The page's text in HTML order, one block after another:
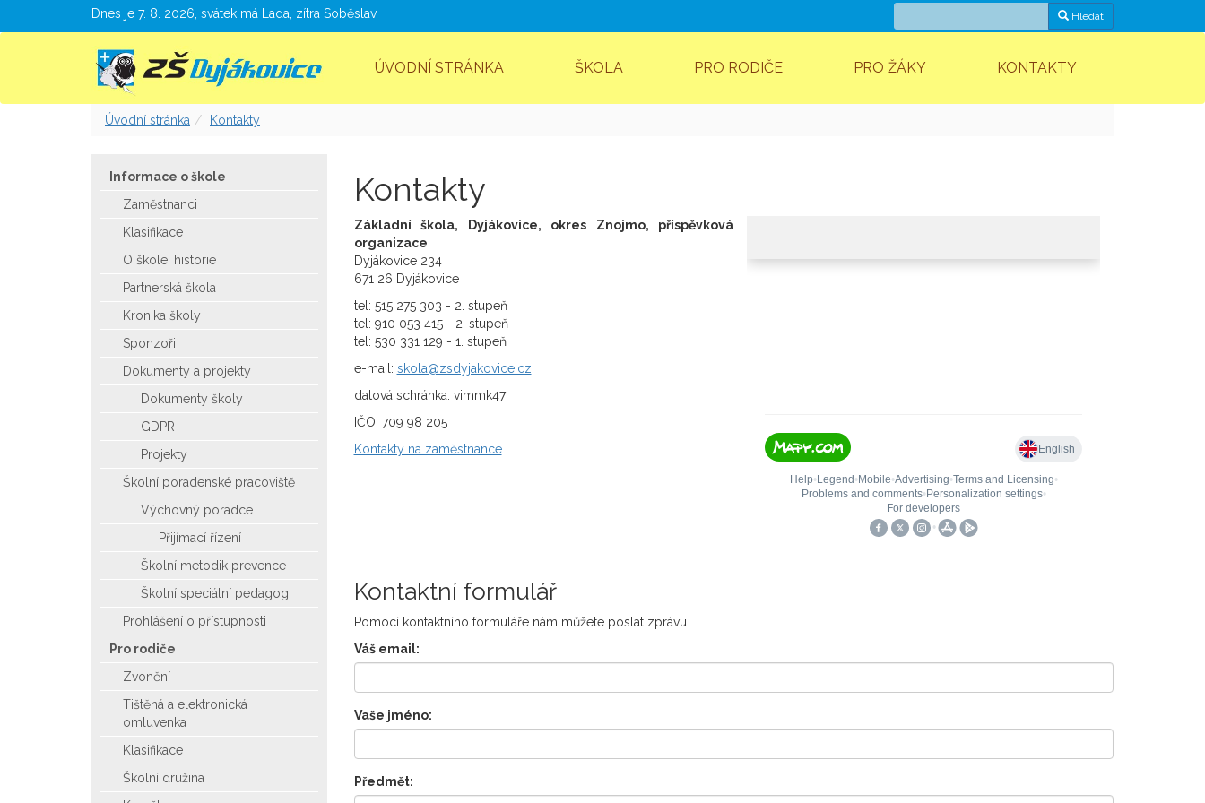
Hledat
Dnes je 7. 8. 2026, svátek má Lada, zítra Soběslav
ÚVODNÍ STRÁNKA ŠKOLA PRO RODIČE PRO ŽÁKY KONTAKTY
Úvodní stránka Kontakty
Informace o škole
Zaměstnanci
Klasifikace
O škole, historie
Partnerská škola
Kronika školy
Sponzoři
Dokumenty a projekty
Dokumenty školy
GDPR
Projekty
Školní poradenské pracoviště
Výchovný poradce
Přijímací řízení
Školní metodik prevence
Školní speciální pedagog
Prohlášení o přístupnosti
Pro rodiče
Zvonění
Tištěná a elektronická
omluvenka
Klasifikace
Školní družina
Kontakty
Základní škola, Dyjákovice, okres Znojmo, příspěvková
organizace
Dyjákovice 234
671 26 Dyjákovice
tel: 515 275 303 - 2. stupeň
tel: 910 053 415 - 2. stupeň
tel: 530 331 129 - 1. stupeň
e-mail: skola@zsdyjakovice.cz
datová schránka: vimmk47
IČO: 709 98 205
Kontakty na zaměstnance
Kontaktní formulář
Pomocí kontaktního formuláře nám můžete poslat zprávu.
Váš email:
Vaše jméno:
Předmět: